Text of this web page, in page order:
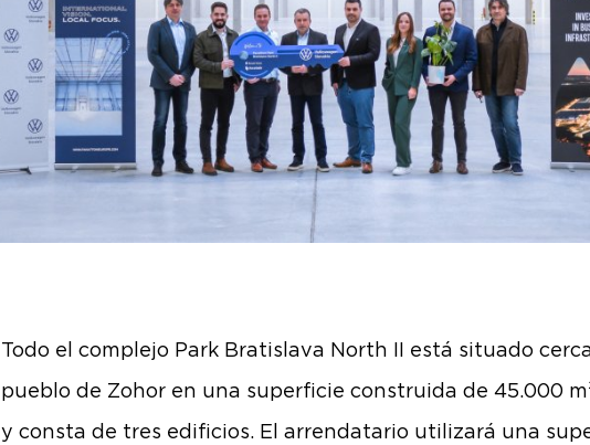
Todo el complejo Park Bratislava North II está situado
pueblo de Zohor en una superficie construida de 45.000
y consta de tres edificios. El arrendatario utilizará una